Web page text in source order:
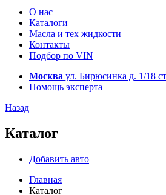
О нас
Каталоги
Масла и тех жидкости
Контакты
Подбор по VIN
Москва ул. Бирюсинка д. 1/18
Помощь эксперта
Назад
Каталог
Добавить авто
Главная
Каталог